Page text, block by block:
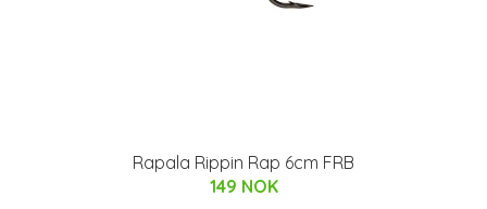
Rapala Rippin Rap 6cm FRB
149 NOK